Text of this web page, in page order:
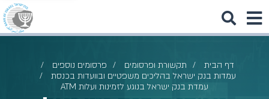
דף הבית תקשורת ופרסומים
פרסומים נוספים
עמדות בנק ישראל בהליכים משפטיים ובוועדות בכנסת
עמדת בנק ישראל בנוגע לזמינות ועלות ATM